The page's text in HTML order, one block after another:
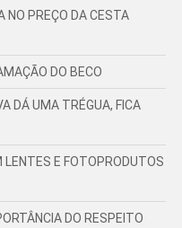
NO PREÇO DA CESTA
DO BECO
DÁ UMA TRÉGUA, FICA
LENTES E FOTOPRODUTOS
DO RESPEITO